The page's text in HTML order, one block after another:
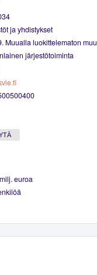
ja yhdistykset
Muualla luokittelematon muu
järjestötoiminta
euroa